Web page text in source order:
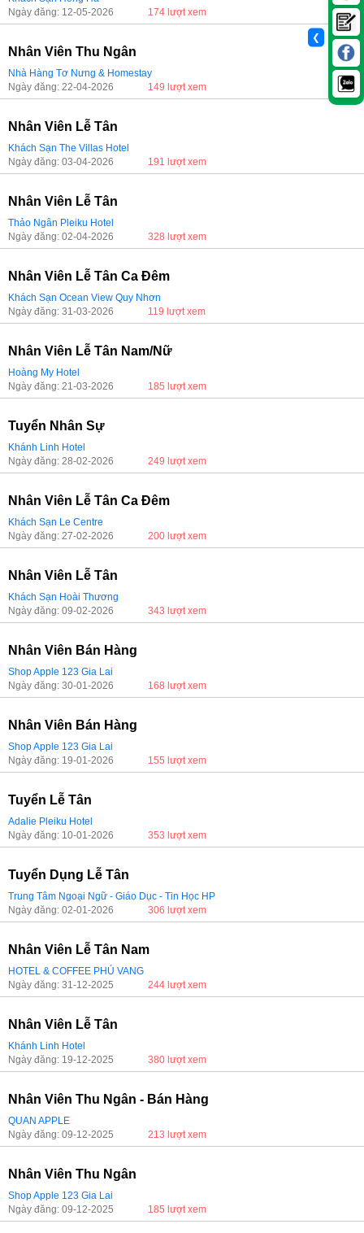
❮
Ngày đăng: 12-05-2026
174 lượt xem
Nhân Viên Thu Ngân
Nhà Hàng Tơ Nưng & Homestay
Ngày đăng: 22-04-2026
149 lượt xem
Nhân Viên Lễ Tân
Khách Sạn The Villas Hotel
Ngày đăng: 03-04-2026
191 lượt xem
Nhân Viên Lễ Tân
Thảo Ngân Pleiku Hotel
Ngày đăng: 02-04-2026
328 lượt xem
Nhân Viên Lễ Tân Ca Đêm
Khách Sạn Ocean View Quy Nhơn
Ngày đăng: 31-03-2026
119 lượt xem
Nhân Viên Lễ Tân Nam/Nữ
Hoàng My Hotel
Ngày đăng: 21-03-2026
185 lượt xem
Tuyển Nhân Sự
Khánh Linh Hotel
Ngày đăng: 28-02-2026
249 lượt xem
Nhân Viên Lễ Tân Ca Đêm
Khách Sạn Le Centre
Ngày đăng: 27-02-2026
200 lượt xem
Nhân Viên Lễ Tân
Khách Sạn Hoài Thương
Ngày đăng: 09-02-2026
343 lượt xem
Nhân Viên Bán Hàng
Shop Apple 123 Gia Lai
Ngày đăng: 30-01-2026
168 lượt xem
Nhân Viên Bán Hàng
Shop Apple 123 Gia Lai
Ngày đăng: 19-01-2026
155 lượt xem
Tuyển Lễ Tân
Adalie Pleiku Hotel
Ngày đăng: 10-01-2026
353 lượt xem
Tuyển Dụng Lễ Tân
Trung Tâm Ngoại Ngữ - Giáo Dục - Tin Học HP
Ngày đăng: 02-01-2026
306 lượt xem
Nhân Viên Lễ Tân Nam
HOTEL & COFFEE PHÚ VANG
Ngày đăng: 31-12-2025
244 lượt xem
Nhân Viên Lễ Tân
Khánh Linh Hotel
Ngày đăng: 19-12-2025
380 lượt xem
Nhân Viên Thu Ngân - Bán Hàng
QUAN APPLE
Ngày đăng: 09-12-2025
213 lượt xem
Nhân Viên Thu Ngân
Shop Apple 123 Gia Lai
Ngày đăng: 09-12-2025
185 lượt xem